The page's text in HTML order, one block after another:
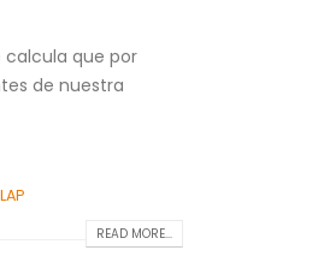
calcula que por
de nuestra
READ MORE...